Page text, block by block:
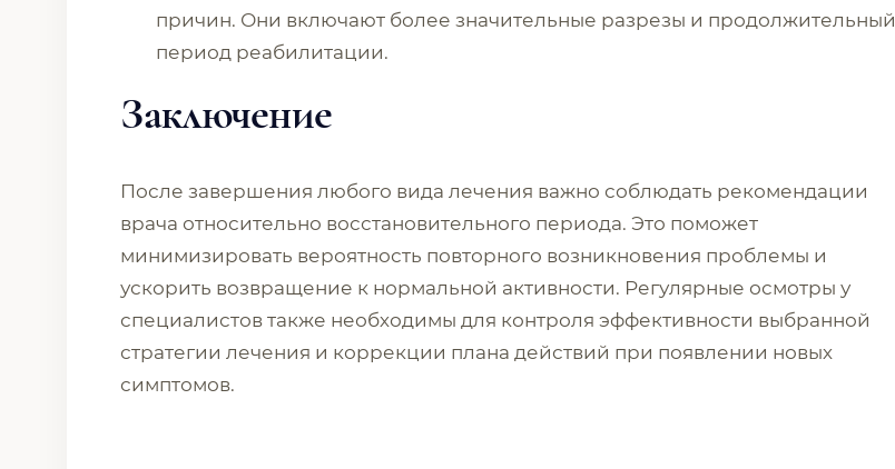
причин. Они включают более значительные разрезы и продолжительный
период реабилитации.
Заключение
После завершения любого вида лечения важно соблюдать рекомендации
врача относительно восстановительного периода. Это поможет
минимизировать вероятность повторного возникновения проблемы и
ускорить возвращение к нормальной активности. Регулярные осмотры у
специалистов также необходимы для контроля эффективности выбранной
стратегии лечения и коррекции плана действий при появлении новых
симптомов.